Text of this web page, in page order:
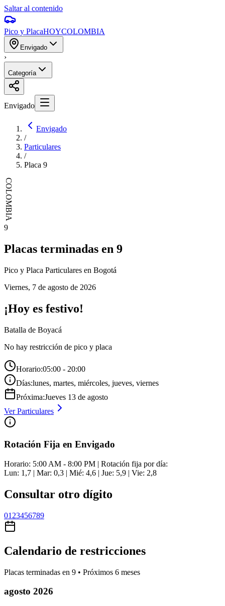
Saltar al contenido
Pico y PlacaHOYCOLOMBIA
Envigado
›
Categoría
Envigado
Envigado
/
Particulares
/
Placa 9
COLOMBIA
9
Placas terminadas en 9
Pico y Placa Particulares en Bogotá
Viernes, 7 de agosto de 2026
¡Hoy es festivo!
Batalla de Boyacá
No hay restricción de pico y placa
Horario:05:00 - 20:00
Días:lunes, martes, miércoles, jueves, viernes
Próxima:Jueves 13 de agosto
VerParticulares
Rotación Fija en Envigado
Horario: 5:00 AM - 8:00 PM | Rotación fija por día:
Lun: 1,7 | Mar: 0,3 | Mié: 4,6 | Jue: 5,9 | Vie: 2,8
Consultar otro dígito
01 23456789
Calendario de restricciones
Placas terminadas en 9 • Próximos 6 meses
agosto 2026